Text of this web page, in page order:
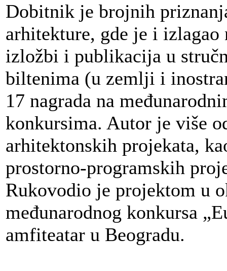
Dobitnik je brojnih
arhitekture, gde je i izlagao
izložbi i publikacija u
biltenima (u zemlji i
17 nagrada na
konkursima. Autor je više
arhitektonskih projekata,
prostorno-programskih
Rukovodio je projektom u
međunarodnog konkursa
amfiteatar u Beogradu.